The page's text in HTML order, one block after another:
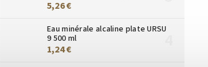
5,26 €
Eau minérale alcaline plate URSU
9 500 ml
1,24 €